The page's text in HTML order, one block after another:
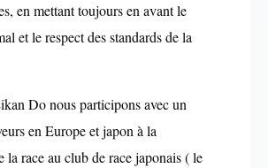
en mettant toujours en avant le
et le respect des standards de la
Do nous participons avec un
en Europe et japon à la
la race au club de race japonais ( le